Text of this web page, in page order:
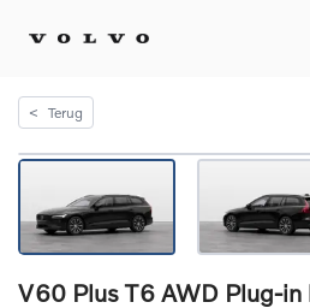
< Terug
V60 Plus T6 AWD Plug-in